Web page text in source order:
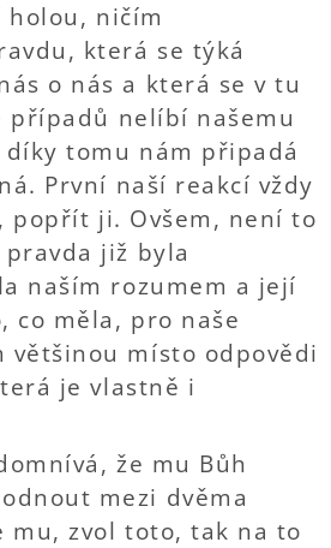
ničím
která se týká
o nás a která se v tu
případů nelíbí našemu
díky tomu nám připadá
První naší reakcí vždy
popřít ji. Ovšem, není to
již byla
naším rozumem a její
co měla, pro naše
většinou místo odpovědi
je vlastně i
že mu Bůh
mezi dvěma
mu, zvol toto, tak na to